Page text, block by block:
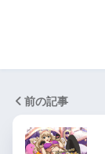
前の記事